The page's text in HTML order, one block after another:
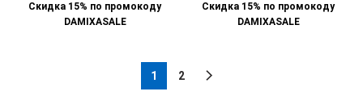
Скидка 15% по промокоду
DAMIXASALE
Скидка 15% по промокоду
DAMIXASALE
1 2